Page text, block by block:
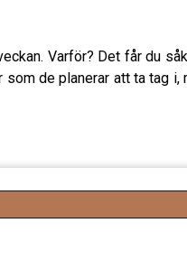
Varför? Det får du
de planerar att ta tag